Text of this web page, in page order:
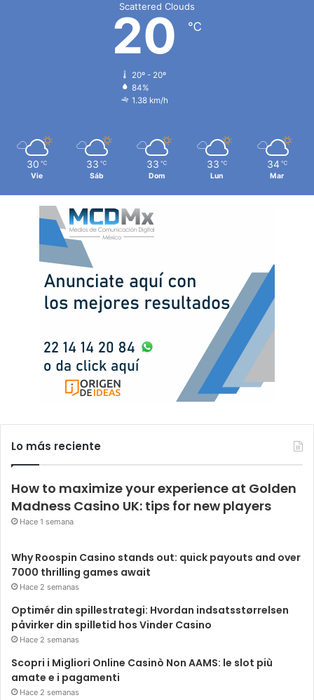
Scattered Clouds
20 ℃
20º - 20º
84%
1.38 km/h
30 ℃
Vie
33 ℃
Sáb
33 ℃
Dom
33 ℃
Lun
34 ℃
Mar
Lo más reciente
How to maximize your experience at Golden
Madness Casino UK: tips for new players
Hace 1 semana
Why Roospin Casino stands out: quick payouts and over
7000 thrilling games await
Hace 2 semanas
Optimér din spillestrategi: Hvordan indsatsstørrelsen
påvirker din spilletid hos Vinder Casino
Hace 2 semanas
Scopri i Migliori Online Casinò Non AAMS: le slot più
amate e i pagamenti
Hace 2 semanas